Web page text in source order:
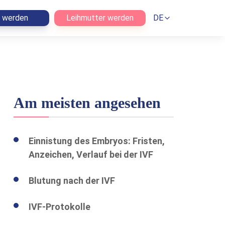
Leihmutter werden DE
Am meisten angesehen
Einnistung des Embryos: Fristen,
Anzeichen, Verlauf bei der IVF
Blutung nach der IVF
IVF-Protokolle